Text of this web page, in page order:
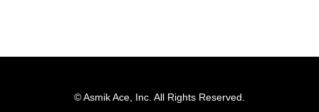
© Asmik Ace, Inc. All Rights Reserved.